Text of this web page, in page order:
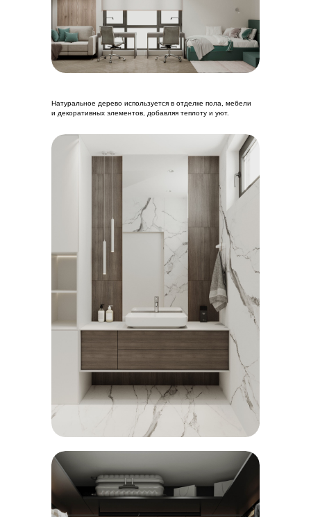
Натуральное дерево используется в отделке пола, мебели
и декоративных элементов, добавляя теплоту и уют.